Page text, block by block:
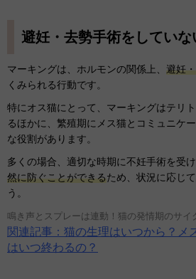
避妊・去勢手術をしていな
マーキングは、ホルモンの関係上、 避妊
くみられる行動です。
特にオス猫にとって、マーキングはテリ
るほかに、繁殖期にメス猫とコミュニケ
な役割があります。
多くの場合、適切な時期に不妊手術を受
然に防ぐことができるため、状況に応じ
う。
鳴き声とスプレーは連動！猫の発情期のサ
関連記事：猫の生理はいつから？メ
はいつ終わるの？